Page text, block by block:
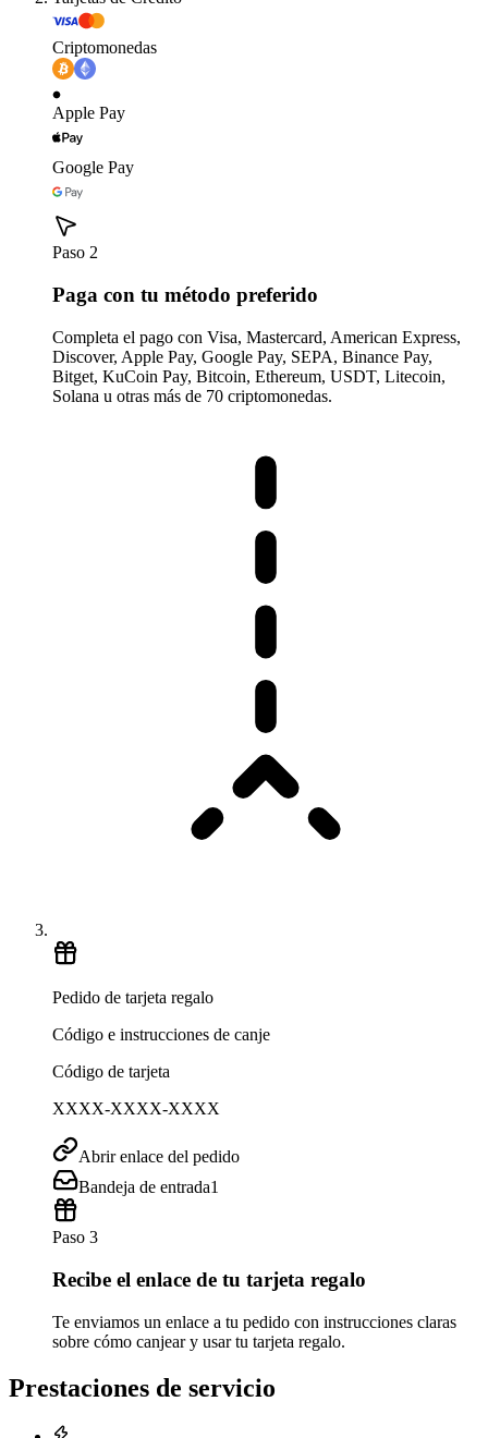
Criptomonedas
Apple Pay
Google Pay
Paso 2
Paga con tu método preferido
Completa el pago con Visa, Mastercard, American Express,
Discover, Apple Pay, Google Pay, SEPA, Binance Pay,
Bitget, KuCoin Pay, Bitcoin, Ethereum, USDT, Litecoin,
Solana u otras más de 70 criptomonedas.
Pedido de tarjeta regalo
Código e instrucciones de canje
Código de tarjeta
XXXX-XXXX-XXXX
Abrir enlace del pedido
Bandeja de entrada1
Paso 3
Recibe el enlace de tu tarjeta regalo
Te enviamos un enlace a tu pedido con instrucciones claras
sobre cómo canjear y usar tu tarjeta regalo.
Prestaciones de servicio